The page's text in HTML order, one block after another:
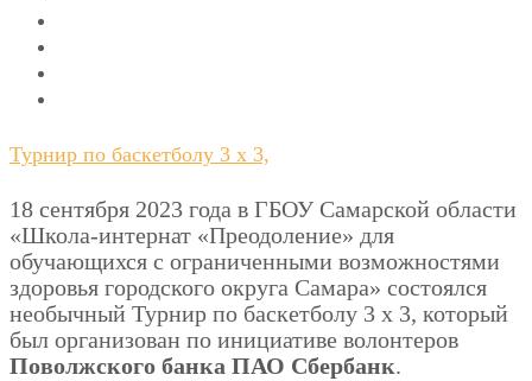
Турнир по баскетболу 3 х 3,
18 сентября 2023 года в ГБОУ Самарской области
«Школа-интернат «Преодоление» для
обучающихся с ограниченными возможностями
здоровья городского округа Самара» состоялся
необычный Турнир по баскетболу 3 х 3, который
был организован по инициативе волонтеров
Поволжского банка ПАО Сбербанк.